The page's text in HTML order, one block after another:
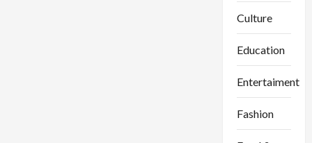
Culture
Education
Entertaiment
Fashion